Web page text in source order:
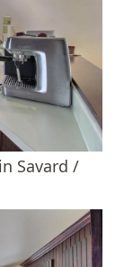
Savard /